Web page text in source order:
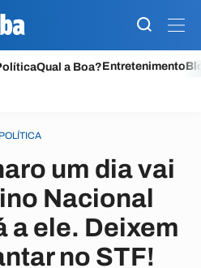
Qual a Boa?Entretenimento
POLÍTICA
um dia vai
Nacional
a ele. Deixem
no STF!